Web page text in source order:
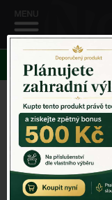
Venkovský domov
květináč litinový